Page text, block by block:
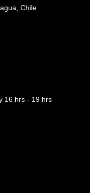
Chile
16 hrs - 19 hrs